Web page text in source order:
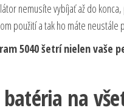
nemusíte vybíjať až do
použití a tak ho máte neustále
5040 šetrí nielen vaše
batéria na